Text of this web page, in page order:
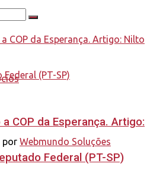
COP da Esperança. Artigo:
Federal (PT-SP)
por Webmundo Soluções